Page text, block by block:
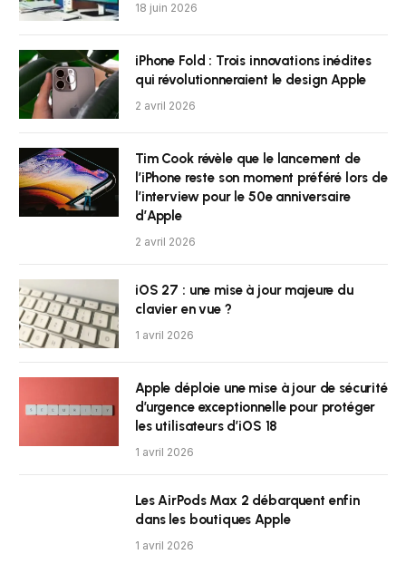
18 juin 2026
iPhone Fold : Trois innovations inédites
qui révolutionneraient le design Apple
2 avril 2026
Tim Cook révèle que le lancement de
l’iPhone reste son moment préféré lors de
l’interview pour le 50e anniversaire
d’Apple
2 avril 2026
iOS 27 : une mise à jour majeure du
clavier en vue ?
1 avril 2026
Apple déploie une mise à jour de sécurité
d’urgence exceptionnelle pour protéger
les utilisateurs d’iOS 18
1 avril 2026
Les AirPods Max 2 débarquent enfin
dans les boutiques Apple
1 avril 2026